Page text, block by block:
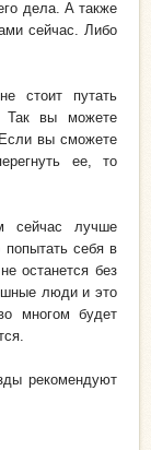
дела. А также
сейчас. Либо
стоит путать
Так вы можете
вы сможете
ее, то
сейчас лучше
себя в
останется без
люди и это
многом будет
рекомендуют